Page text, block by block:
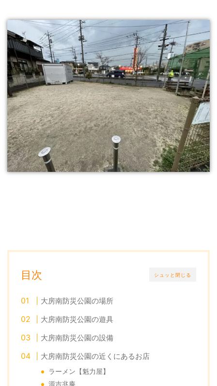
シュッと閉じる
目次
大房南防災公園の場所
大房南防災公園の遊具
大房南防災公園の設備
大房南防災公園の近くにあるお店
ラーメン【魁力屋】
源吉兆庵